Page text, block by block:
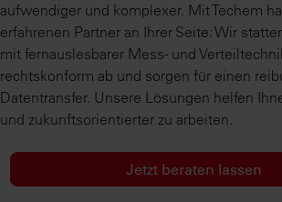
aufwendiger und komplexer. Mit Techem
erfahrenen Partner an Ihrer Seite: Wir
mit fernauslesbarer Mess- und
rechtskonform ab und sorgen für einen
Datentransfer. Unsere Lösungen helfen
und zukunftsorientierter zu arbeiten.
Jetzt beraten lassen